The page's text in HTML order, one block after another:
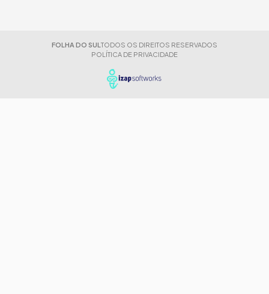
FOLHA DO SUL TODOS OS DIREITOS RESERVADOS
POLÍTICA DE PRIVACIDADE